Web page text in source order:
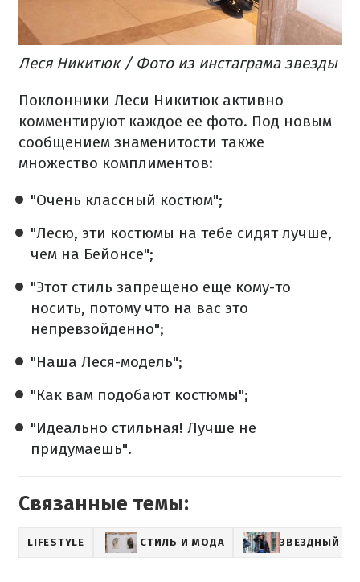
Леся Никитюк / Фото из инстаграма звезды
Поклонники Леси Никитюк активно
комментируют каждое ее фото. Под новым
сообщением знаменитости также
множество комплиментов:
"Очень классный костюм";
"Лесю, эти костюмы на тебе сидят лучше,
чем на Бейонсе";
"Этот стиль запрещено еще кому-то
носить, потому что на вас это
непревзойденно";
"Наша Леся-модель";
"Как вам подобают костюмы";
"Идеально стильная! Лучше не
придумаешь".
Связанные темы:
LIFESTYLE СТИЛЬ И МОДА ЗВЕЗДНЫЙ